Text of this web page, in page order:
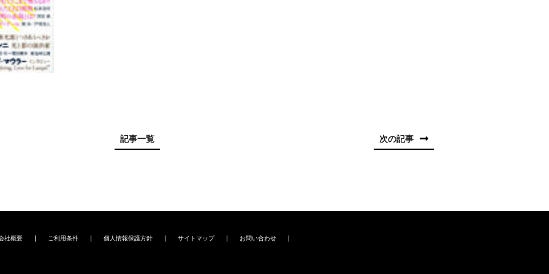
記事一覧 次の記事
社概要 ご利用条件 個人情報保護方針 サイトマップ お問い合わせ